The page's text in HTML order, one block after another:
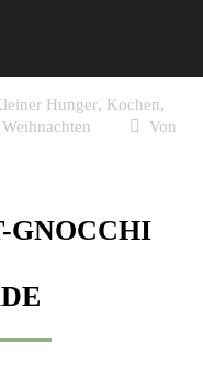
Hunger, Kochen,
Weihnachten
Von
GNOCCHI